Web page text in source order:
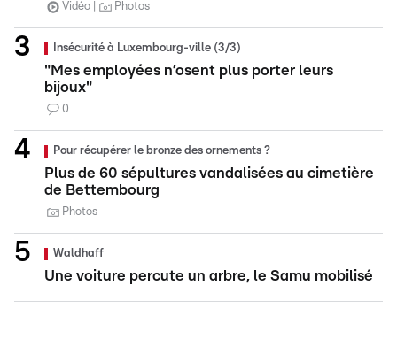
Vidéo Photos
Insécurité à Luxembourg-ville (3/3)
"Mes employées n’osent plus porter leurs
bijoux"
0
Pour récupérer le bronze des ornements ?
Plus de 60 sépultures vandalisées au cimetière
de Bettembourg
Photos
Waldhaff
Une voiture percute un arbre, le Samu mobilisé